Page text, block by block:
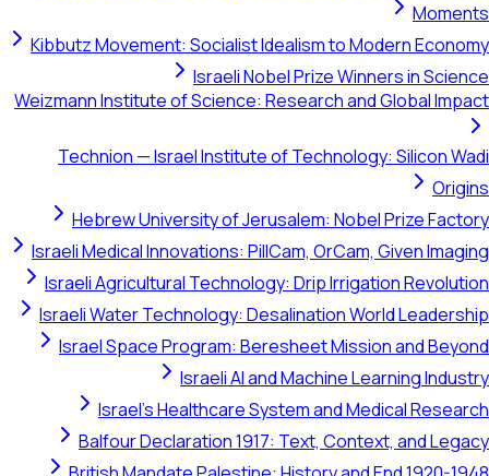
Moments
Kibbutz Movement: Socialist Idealism to Modern Economy
Israeli Nobel Prize Winners in Science
Weizmann Institute of Science: Research and Global Impact
Technion — Israel Institute of Technology: Silicon Wadi
Origins
Hebrew University of Jerusalem: Nobel Prize Factory
Israeli Medical Innovations: PillCam, OrCam, Given Imaging
Israeli Agricultural Technology: Drip Irrigation Revolution
Israeli Water Technology: Desalination World Leadership
Israel Space Program: Beresheet Mission and Beyond
Israeli AI and Machine Learning Industry
Israel's Healthcare System and Medical Research
Balfour Declaration 1917: Text, Context, and Legacy